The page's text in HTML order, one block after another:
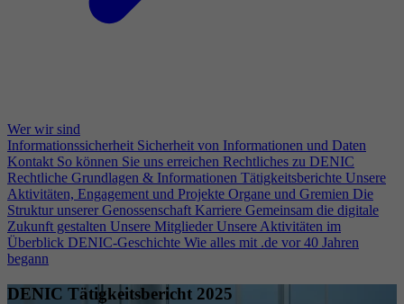
Wer wir sind
Informationssicherheit Sicherheit von Informationen und Daten
Kontakt So können Sie uns erreichen Rechtliches zu DENIC
Rechtliche Grundlagen & Informationen Tätigkeitsberichte Unsere
Aktivitäten, Engagement und Projekte Organe und Gremien Die
Struktur unserer Genossenschaft Karriere Gemeinsam die digitale
Zukunft gestalten Unsere Mitglieder Unsere Aktivitäten im
Überblick DENIC-Geschichte Wie alles mit .de vor 40 Jahren
begann
DENIC Tätigkeitsbericht 2025